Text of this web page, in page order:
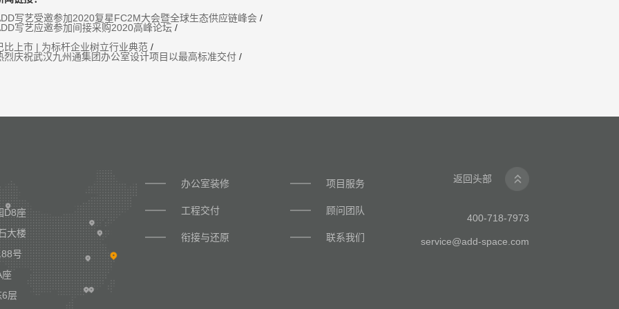
写艺受邀参加2020复星FC2M大会暨全球生态供应链峰会 /
写艺应邀参加间接采购2020高峰论坛 /
比上市 | 为标杆企业树立行业典范 /
烈庆祝武汉九州通集团办公室设计项目以最高标准交付 /
D8座
大楼
号
座
层
办公室装修 项目服务
工程交付 顾问团队
衔接与还原 联系我们
返回头部
400-718-7973
service@add-space.com